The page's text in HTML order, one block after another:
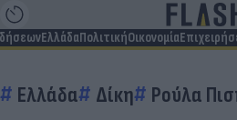
ΕλλάδαΠολιτικήΟικονομία
Ελλάδα Δίκη Ρούλα